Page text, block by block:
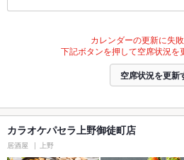
カレンダーの更新に失敗
下記ボタンを押して空席状況を
空席状況を更新
カラオケパセラ上野御徒町店
居酒屋 上野